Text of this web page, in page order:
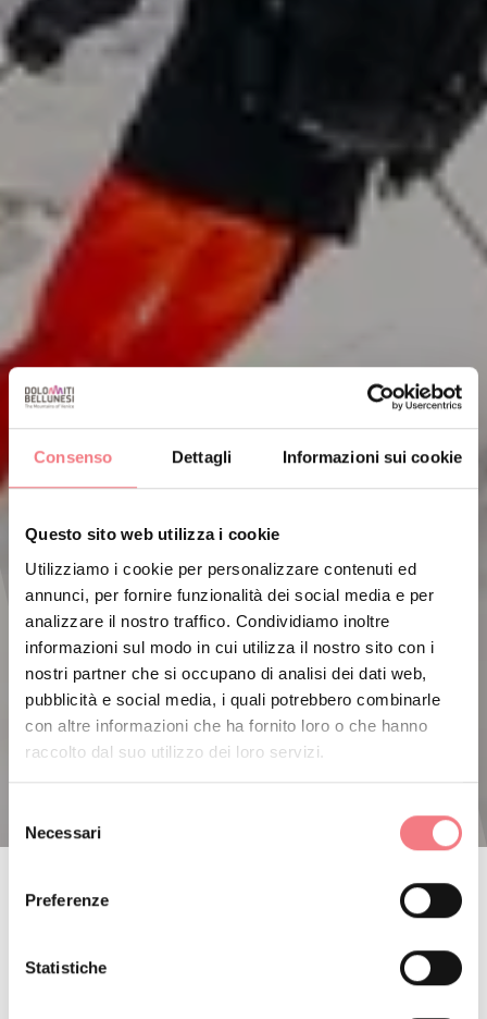
Consenso Dettagli Informazioni sui cookie
Questo sito web utilizza i cookie
Utilizziamo i cookie per personalizzare contenuti ed
annunci, per fornire funzionalità dei social media e per
analizzare il nostro traffico. Condividiamo inoltre
informazioni sul modo in cui utilizza il nostro sito con i
nostri partner che si occupano di analisi dei dati web,
pubblicità e social media, i quali potrebbero combinarle
con altre informazioni che ha fornito loro o che hanno
raccolto dal suo utilizzo dei loro servizi.
delNecessari
Preferenze
Statistiche
RA VALLES